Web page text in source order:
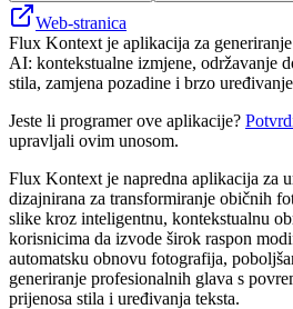
Web-stranica
Flux Kontext je aplikacija za
AI: kontekstualne izmjene, održavanje
stila, zamjena pozadine i brzo
Jeste li programer ove aplikacije?
upravljali ovim unosom.
Flux Kontext je napredna aplikacija za
dizajnirana za transformiranje običnih
slike kroz inteligentnu, kontekstualnu
korisnicima da izvode širok raspon
automatsku obnovu fotografija,
generiranje profesionalnih glava s
prijenosa stila i uređivanja teksta.